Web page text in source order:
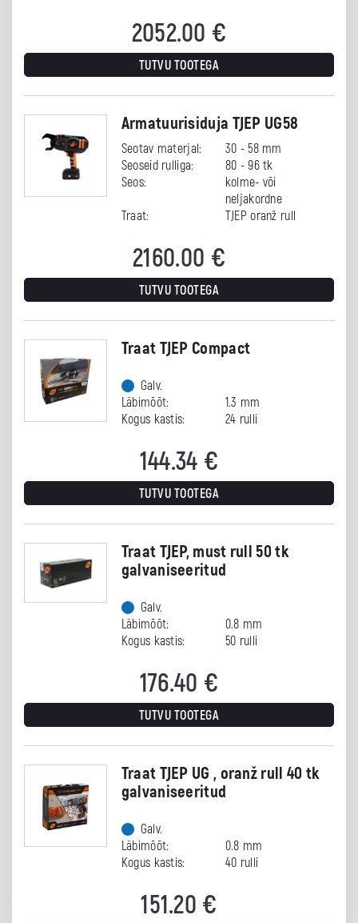
2052.00 €
TUTVU TOOTEGA
Armatuurisiduja TJEP UG58
Seotav materjal:
30 - 58 mm
Seoseid rulliga:
80 - 96 tk
Seos:
kolme- või
neljakordne
Traat:
TJEP oranž rull
2160.00 €
TUTVU TOOTEGA
Traat TJEP Compact
Galv.
Läbimõõt:
1.3 mm
Kogus kastis:
24 rulli
144.34 €
TUTVU TOOTEGA
Traat TJEP, must rull 50 tk
galvaniseeritud
Galv.
Läbimõõt:
0.8 mm
Kogus kastis:
50 rulli
176.40 €
TUTVU TOOTEGA
Traat TJEP UG , oranž rull 40 tk
galvaniseeritud
Galv.
Läbimõõt:
0.8 mm
Kogus kastis:
40 rulli
151.20 €